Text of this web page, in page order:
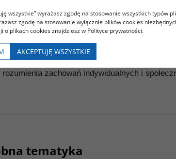
Serica (Sankt Augustin k/Bonn),
Monumenta Serica na tym
i angielskim.
Sinologii Uniwersytetu Warszawskiego.
i kultury chińskiej. Traktuje język
zachowań indywidualnych i
tematyka
wszystkie” wyrażasz zgodę na stosowanie wszystkich typów
zgodę na stosowanie wyłącznie plików cookies
o plikach cookies znajdziesz w Polityce prywatności.
AKCEPTUJĘ WSZYSTKIE